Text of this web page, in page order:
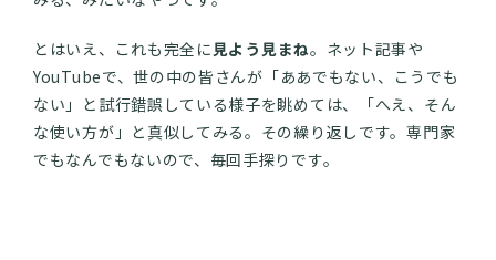
とはいえ、これも完全に見よう見まね。ネット記事や
YouTubeで、世の中の皆さんが「ああでもない、こうでも
ない」と試行錯誤している様子を眺めては、「へえ、そん
な使い方が」と真似してみる。その繰り返しです。専門家
でもなんでもないので、毎回手探りです。